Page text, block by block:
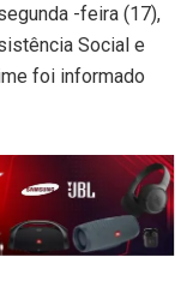
-feira (17),
Social e
foi informado